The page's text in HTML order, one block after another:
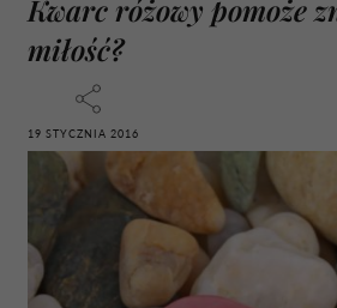
Kwarc różowy pomoże
miłość?
19 STYCZNIA 2016